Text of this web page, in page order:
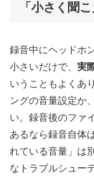
「小さく聞
録音中にヘッドホ
小さいだけで、 実
いうこともよくあ
ングの音量設定か
い。録音後のファ
あるなら録音自体
れている音量」は
なトラブルシュー